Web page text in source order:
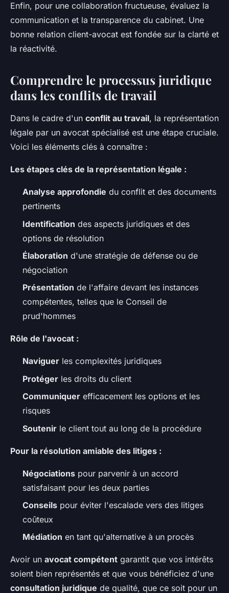
Enfin, pour une collaboration fructueuse, évaluez la
communication et la transparence du cabinet. Une
bonne relation client-avocat est fondée sur la clarté et
la réactivité.
Comprendre le processus juridique
dans les conflits de travail
Dans le cadre d'un conflit au travail, la représentation
légale par un avocat spécialisé est une étape cruciale.
Voici les éléments clés à connaître :
Les étapes clés de la représentation légale :
Analyse approfondie du conflit et des documents
pertinents
Identification des aspects juridiques et des
options de résolution
Élaboration d'une stratégie de défense ou de
négociation
Présentation de l'affaire devant les instances
compétentes, telles que le Conseil de
prud'hommes
Rôle de l'avocat :
Naviguer les complexités juridiques
Protéger les droits du client
Communiquer efficacement les options et les
risques
Soutenir le client tout au long de la procédure
Pour la résolution amiable des litiges :
Négociations pour parvenir à un accord
satisfaisant pour les deux parties
Conseils pour éviter l'escalade vers des litiges
coûteux
Médiation en tant qu'alternative à un procès
Avoir un avocat compétent garantit que vos intérêts
soient bien représentés et que vous bénéficiez d'une
consultation juridique de qualité, que ce soit pour un